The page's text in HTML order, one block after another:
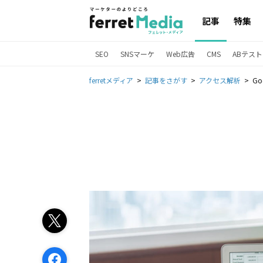
記事 特集
SEO SNSマーケ Web広告 CMS ABテス
ferretメディア 記事をさがす アクセス解析